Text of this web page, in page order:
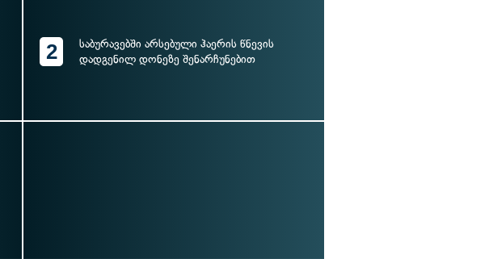
2
საბურავებში არსებული ჰაერის წნევის
დადგენილ დონეზე შენარჩუნებით